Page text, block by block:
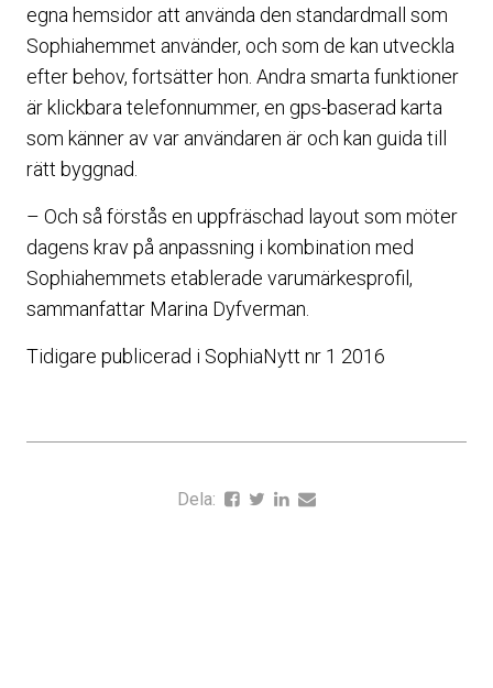
egna hemsidor att använda den standardmall som
Sophiahemmet använder, och som de kan utveckla
efter behov, fortsätter hon. Andra smarta funktioner
är klickbara telefonnummer, en gps-baserad karta
som känner av var användaren är och kan guida till
rätt byggnad.
– Och så förstås en uppfräschad layout som möter
dagens krav på anpassning i kombination med
Sophiahemmets etablerade varumärkesprofil,
sammanfattar Marina Dyfverman.
Tidigare publicerad i SophiaNytt nr 1 2016
Dela: